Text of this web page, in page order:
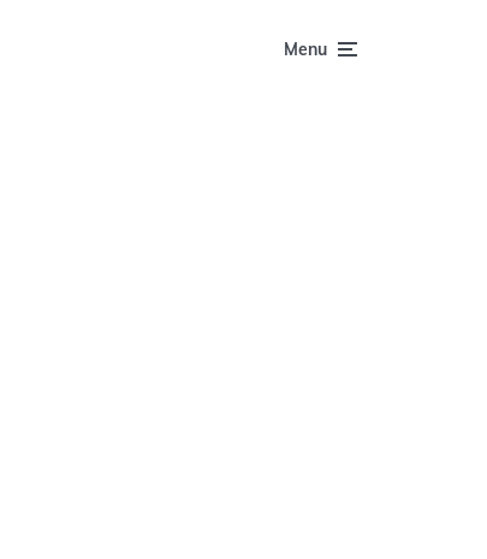
Menu